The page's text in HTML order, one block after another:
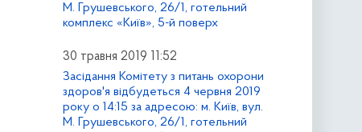
М. Грушевського, 26/1, готельний
комплекс «Київ», 5-й поверх
30 травня 2019 11:52
Засідання Комітету з питань охорони
здоров'я відбудеться 4 червня 2019
року о 14:15 за адресою: м. Київ, вул.
М. Грушевського, 26/1, готельний